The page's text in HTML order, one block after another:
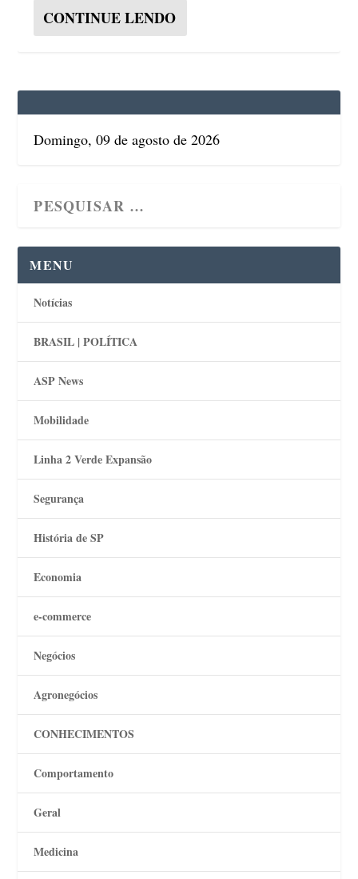
CONTINUE LENDO
Domingo, 09 de agosto de 2026
MENU
Notícias
BRASIL | POLÍTICA
ASP News
Mobilidade
Linha 2 Verde Expansão
Segurança
História de SP
Economia
e-commerce
Negócios
Agronegócios
CONHECIMENTOS
Comportamento
Geral
Medicina